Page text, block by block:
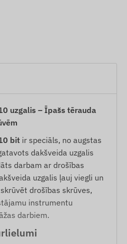
uzgalis – Īpašs tērauda
bit ir speciāls, no augstas
dakšveida uzgalis
darbam ar drošības
uzgalis ļauj viegli un
drošības skrūves,
instrumentu
darbiem.